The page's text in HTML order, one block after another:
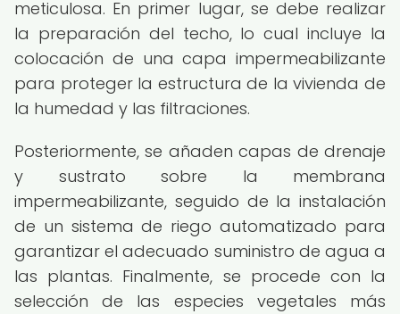
meticulosa. En primer lugar, se debe realizar
la preparación del techo, lo cual incluye la
colocación de una capa impermeabilizante
para proteger la estructura de la vivienda de
la humedad y las filtraciones.
Posteriormente, se añaden capas de drenaje
y sustrato sobre la membrana
impermeabilizante, seguido de la instalación
de un sistema de riego automatizado para
garantizar el adecuado suministro de agua a
las plantas. Finalmente, se procede con la
selección de las especies vegetales más